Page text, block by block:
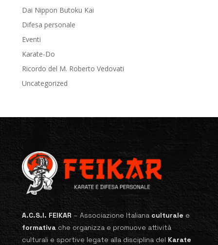
Dai Nippon Butoku Kai
Difesa personale
Eventi
Karate-Do
Ricordo del M. Roberto Vedovati
Uncategorized
A.C.S.I. FEIKAR – Associazione Italiana culturale e
formativache organizza e promuove attività
culturali e sportive legate alla disciplina del Karate